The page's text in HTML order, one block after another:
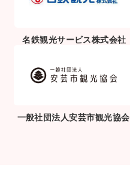
名鉄観光サービス株式会社
一般社団法人安芸市観光協会